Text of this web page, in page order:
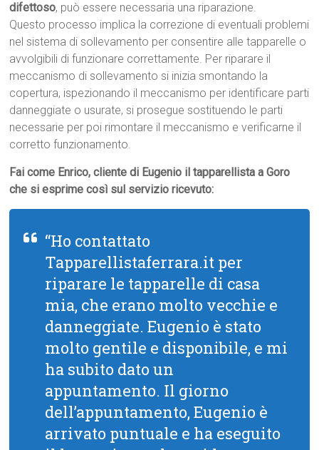
difettoso, può essere necessaria una riparazione.
Questo processo implica la correzione di eventuali problemi
nel sistema di sollevamento per consentire alle tapparelle o
avvolgibili di funzionare correttamente. Per riparare il
meccanismo di sollevamento si inizia smontando la
copertura, ispezionando il meccanismo per identificare parti
danneggiate o usurate, si prosegue sostituendo le parti
necessarie per poi rimontare il meccanismo e verificarne il
corretto funzionamento.
Fai come Enrico, cliente di Eugenio il tapparellista a Goro
che si esprime così sul servizio ricevuto:
“Ho contattato
Tapparellistaferrara.it per
riparare le tapparelle di casa
mia, che erano molto vecchie e
danneggiate. Eugenio è stato
molto gentile e disponibile, e mi
ha subito dato un
appuntamento. Il giorno
dell’appuntamento, Eugenio è
arrivato puntuale e ha eseguito